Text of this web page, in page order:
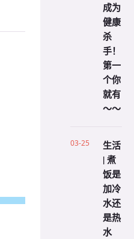
成为
健康
杀
手！
第一
个你
就有
～～
03-25
生活
| 煮
饭是
加冷
水还
是热
水